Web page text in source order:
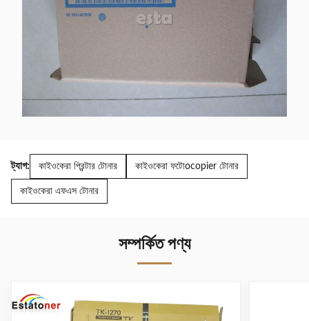
ট্যাগ: কাইওকেরা প্রিন্টার টোনার কাইওকেরা ফটোocopier টোনার
কাইওকেরা এফএস টোনার
সম্পর্কিত পণ্য